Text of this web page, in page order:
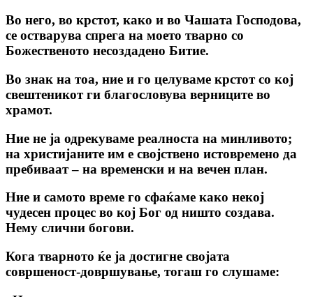
Во него, во крстот, како и во Чашата Господова,
се остварува спрега на моето тварно со
Божественото несоздадено Битие.
Во знак на тоа, ние и го целуваме крстот со кој
свештеникот ги благословува верниците во
храмот.
Ние не ја одрекуваме реалноста на минливото;
на христијаните им е својствено истовремено да
пребиваат – на временски и на вечен план.
Ние и самото време го сфаќаме како некој
чудесен процес во кој Бог од ништо создава.
Нему слични богови.
Кога тварното ќе ја достигне својата
совршеност-довршување, тогаш го слушаме: